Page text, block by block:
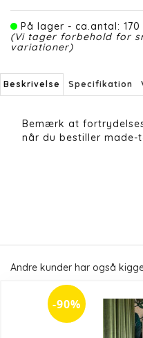
På lager - ca.antal: 170
(Vi tager forbehold for
variationer)
Beskrivelse Specifikation
Bemærk at
når du bestiller made-
Andre kunder har også
-90%